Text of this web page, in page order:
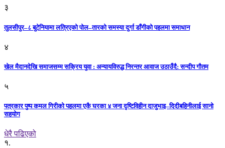
३
तुलसीपुर–८ बुटेनियामा लत्रिएको पोल–तारको समस्या दुर्गा डाँगीको पहलमा समाधान
४
खेल मैदानदेखि समाजसम्म सक्रिय युवा : अन्यायविरुद्ध निरन्तर आवाज उठाउँदै: सन्दीप गौतम
५
पत्रकार पुष्प कमल गिरीको पहलमा एकै घरका ४ जना दृष्टिविहीन दाजुभाइ–दिदीबहिनीलाई सानो
सहयोग
धेरै पढिएको
१.